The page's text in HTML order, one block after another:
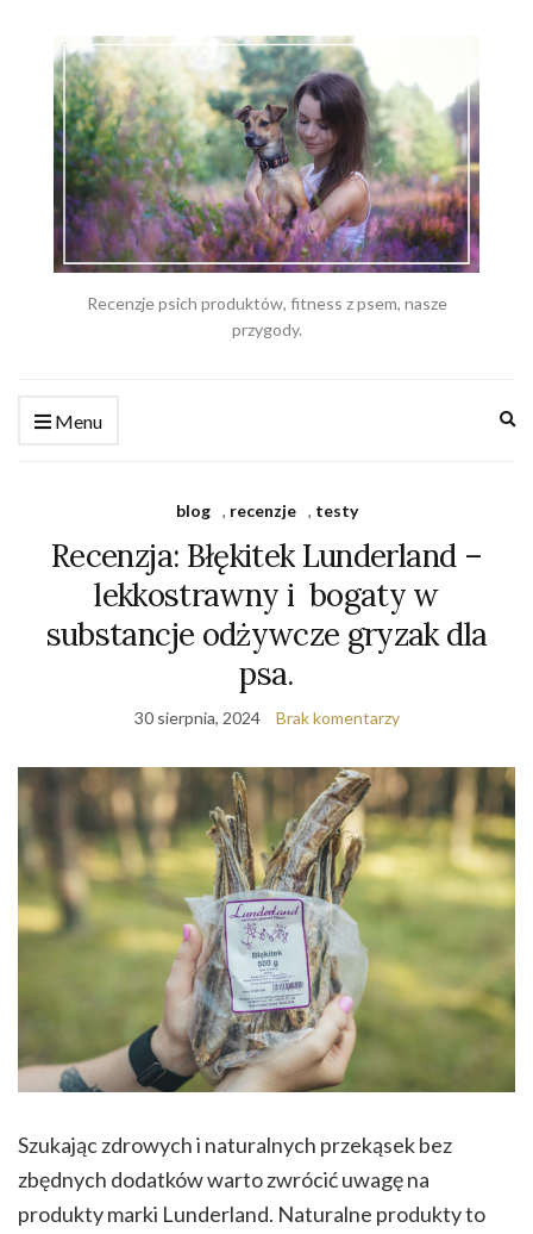
Recenzje psich produktów, fitness z psem, nasze
przygody.
Menu
blog , recenzje , testy
Recenzja: Błękitek Lunderland –
lekkostrawny i bogaty w
substancje odżywcze gryzak dla
psa.
30 sierpnia, 2024 Brak komentarzy
Szukając zdrowych i naturalnych przekąsek bez
zbędnych dodatków warto zwrócić uwagę na
produkty marki Lunderland. Naturalne produkty to